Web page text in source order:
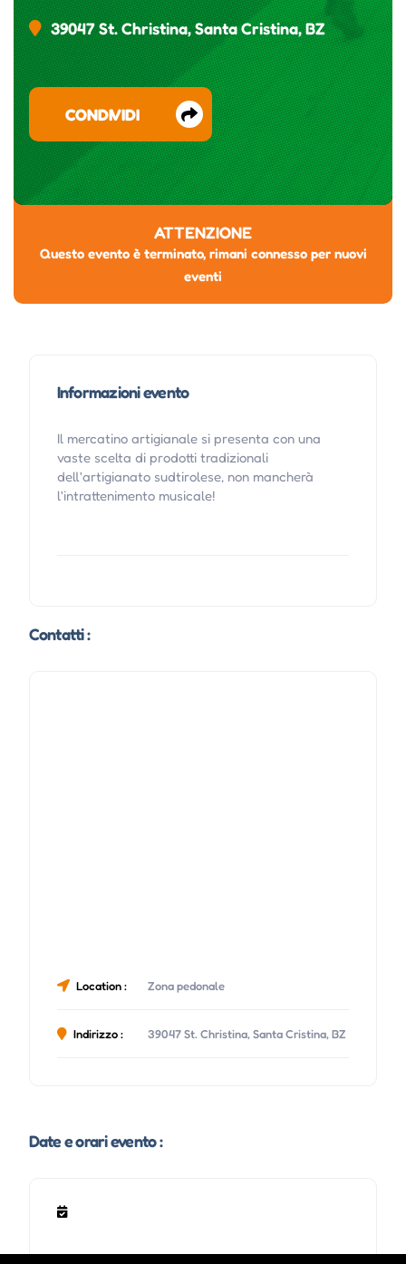
39047 St. Christina, Santa Cristina, BZ
CONDIVIDI
ATTENZIONE
Questo evento è terminato, rimani connesso per nuovi
eventi
Informazioni evento
Il mercatino artigianale si presenta con una
vaste scelta di prodotti tradizionali
dell'artigianato sudtirolese, non mancherà
l'intrattenimento musicale!
Contatti :
Location : Zona pedonale
Indirizzo : 39047 St. Christina, Santa Cristina, BZ
Date e orari evento :